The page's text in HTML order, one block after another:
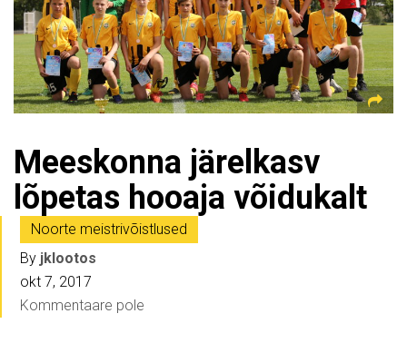
Meeskonna järelkasv
lõpetas hooaja võidukalt
Noorte meistrivõistlused
By jklootos
okt 7, 2017
Kommentaare pole